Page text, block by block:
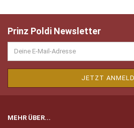
Prinz Poldi Newsletter
MEHR ÜBER...